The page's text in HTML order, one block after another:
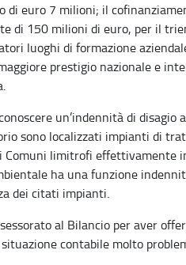
di euro 7 milioni; il
di 150 milioni di euro, per il
luoghi di formazione
prestigio nazionale e
un’indennità di disagio
sono localizzati impianti di
limitrofi effettivamente
ha una funzione
dei citati impianti.
al Bilancio per aver
contabile molto